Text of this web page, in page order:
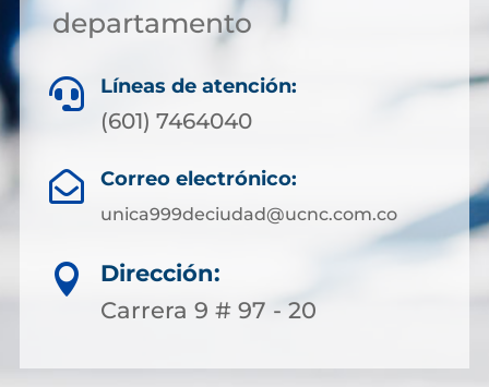
departamento
 Líneas de atención:
(601) 7464040
 Correo electrónico:
unica999deciudad@ucnc.com.co

Dirección:
Carrera 9 # 97 - 20